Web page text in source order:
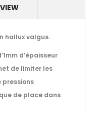
hallux valgus.
d’épaisseur
de limiter les
de place dans